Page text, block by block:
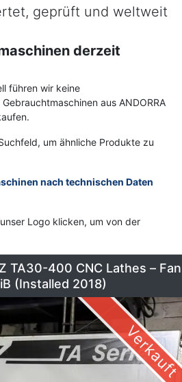
geprüft und weltweit
derzeit
führen wir keine
aus ANDORRA
um ähnliche Produkte zu
nach technischen Daten
Logo klicken, um von der
TA30-400 CNC Lathes –
(Installed 2018)
Verkauft